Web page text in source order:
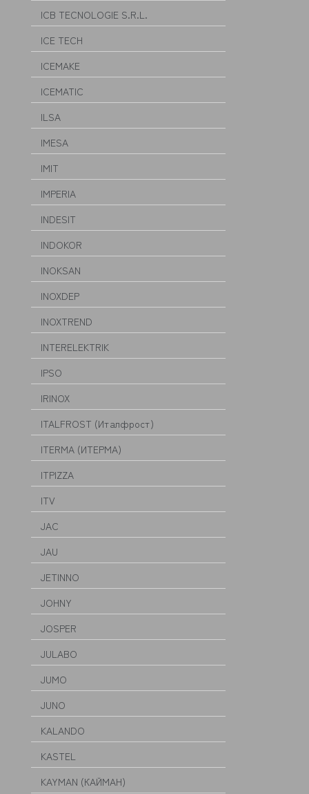
ICB TECNOLOGIE S.R.L.
ICE TECH
ICEMAKE
ICEMATIC
ILSA
IMESA
IMIT
IMPERIA
INDESIT
INDOKOR
INOKSAN
INOXDEP
INOXTREND
INTERELEKTRIK
IPSO
IRINOX
ITALFROST (Италфрост)
ITERMA (ИТЕРМА)
ITPIZZA
ITV
JAC
JAU
JETINNO
JOHNY
JOSPER
JULABO
JUMO
JUNO
KALANDO
KASTEL
KAYMAN (КАЙМАН)